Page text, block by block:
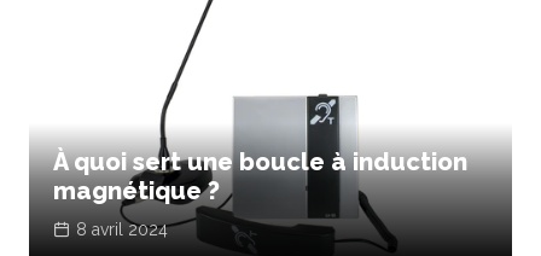
À quoi sert une boucle à induction
magnétique ?
8 avril 2024